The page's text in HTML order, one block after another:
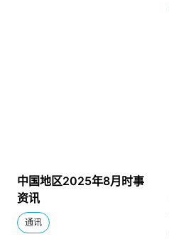
中国地区2025年8月时事
资讯
通讯